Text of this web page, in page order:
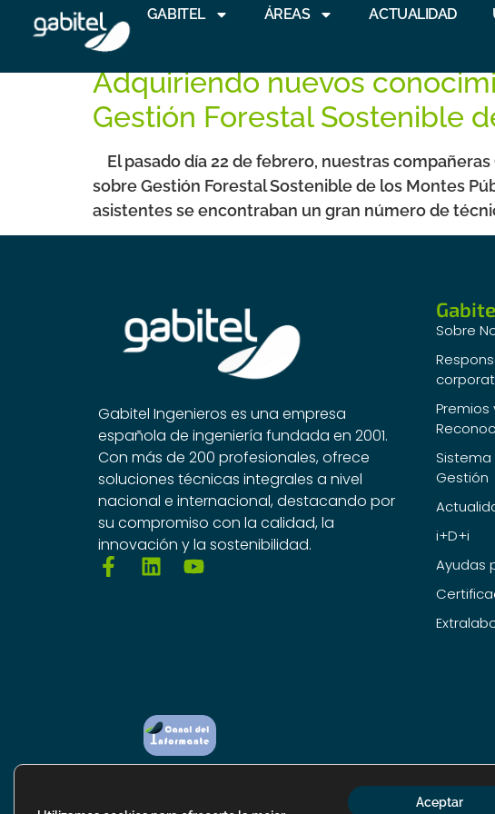
GABITEL ÁREAS ACTUALIDAD
Día:17 de marzo de
Adquiriendo nuevos
Gestión Forestal Sostenible
El pasado día 22 de febrero, nuestras
sobre Gestión Forestal Sostenible de los Montes
asistentes se encontraban un gran número de
Gabitel Ingenieros es una empresa
española de ingeniería fundada en 2001.
Con más de 200 profesionales, ofrece
soluciones técnicas integrales a nivel
nacional e internacional, destacando por
su compromiso con la calidad, la
innovación y la sostenibilidad.
Sobre
Premios
Gestión
i+D+i
Ayudas
Aceptar